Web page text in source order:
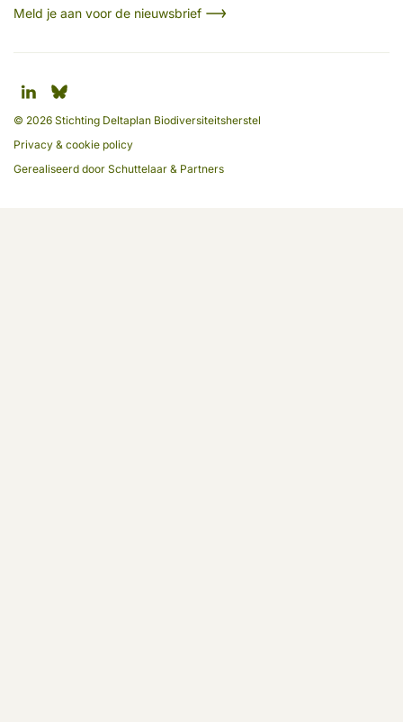
Meld je aan voor de nieuwsbrief
© 2026 Stichting Deltaplan Biodiversiteitsherstel
Privacy & cookie policy
Gerealiseerd door Schuttelaar & Partners